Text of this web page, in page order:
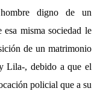
digno de un
misma sociedad le
de un matrimonio
Lila-, debido a que el
policial que a su